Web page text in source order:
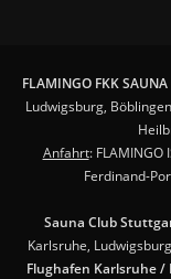
FLAMINGO FKK
Ludwigsburg,
Anfahrt: FLAMINGO
Ferdinand-
Sauna Club
Karlsruhe,
Flughafen Karlsruhe /